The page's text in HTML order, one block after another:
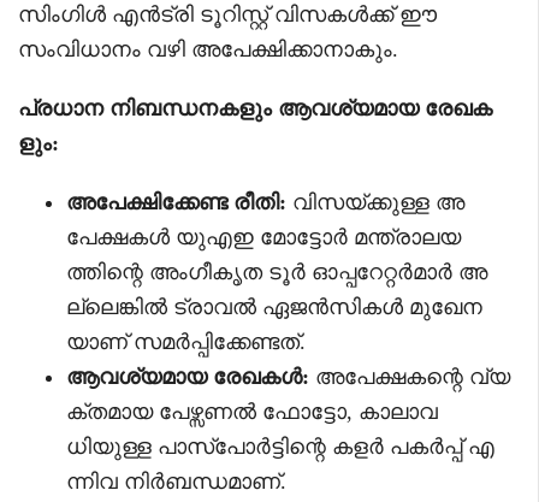
സിംഗിൾ എൻട്രി ടൂറിസ്റ്റ് വിസകൾക്ക് ഈ
സംവിധാനം വഴി അപേക്ഷിക്കാനാകും.
പ്രധാന നിബന്ധനകളും ആവശ്യമായ രേഖക
ളും:
അപേക്ഷിക്കേണ്ട രീതി: വിസയ്ക്കുള്ള അ
പേക്ഷകൾ യുഎഇ മോട്ടോർ മന്ത്രാലയ
ത്തിന്റെ അംഗീകൃത ടൂർ ഓപ്പറേറ്റർമാർ അ
ല്ലെങ്കിൽ ട്രാവൽ ഏജൻസികൾ മുഖേന
യാണ് സമർപ്പിക്കേണ്ടത്.
ആവശ്യമായ രേഖകൾ: അപേക്ഷകന്റെ വ്യ
ക്തമായ പേഴ്സണൽ ഫോട്ടോ, കാലാവ
ധിയുള്ള പാസ്‌പോർട്ടിന്റെ കളർ പകർപ്പ് എ
ന്നിവ നിർബന്ധമാണ്.